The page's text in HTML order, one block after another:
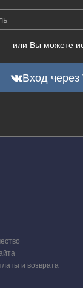
или Вы можете
Вход
и возврата